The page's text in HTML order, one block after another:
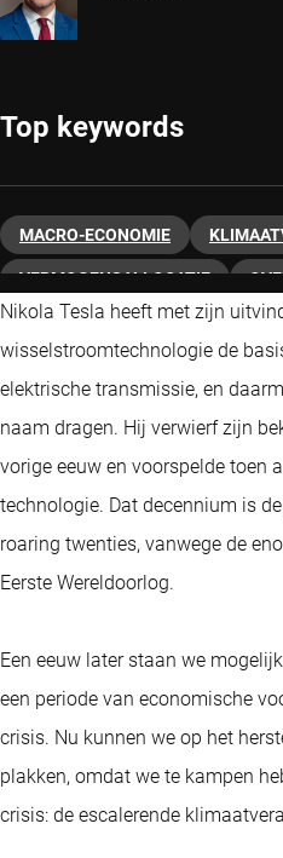
Top keywords
MACRO-ECONOMIE
VERMOGENSALLOCATIE
Nikola Tesla heeft met zijn
wisselstroomtechnologie de
elektrische transmissie, en
naam dragen. Hij verwierf zijn
vorige eeuw en voorspelde toen
technologie. Dat decennium is
roaring twenties, vanwege de
Eerste Wereldoorlog.
Een eeuw later staan we
een periode van economische
crisis. Nu kunnen we op het
plakken, omdat we te kampen
crisis: de escalerende